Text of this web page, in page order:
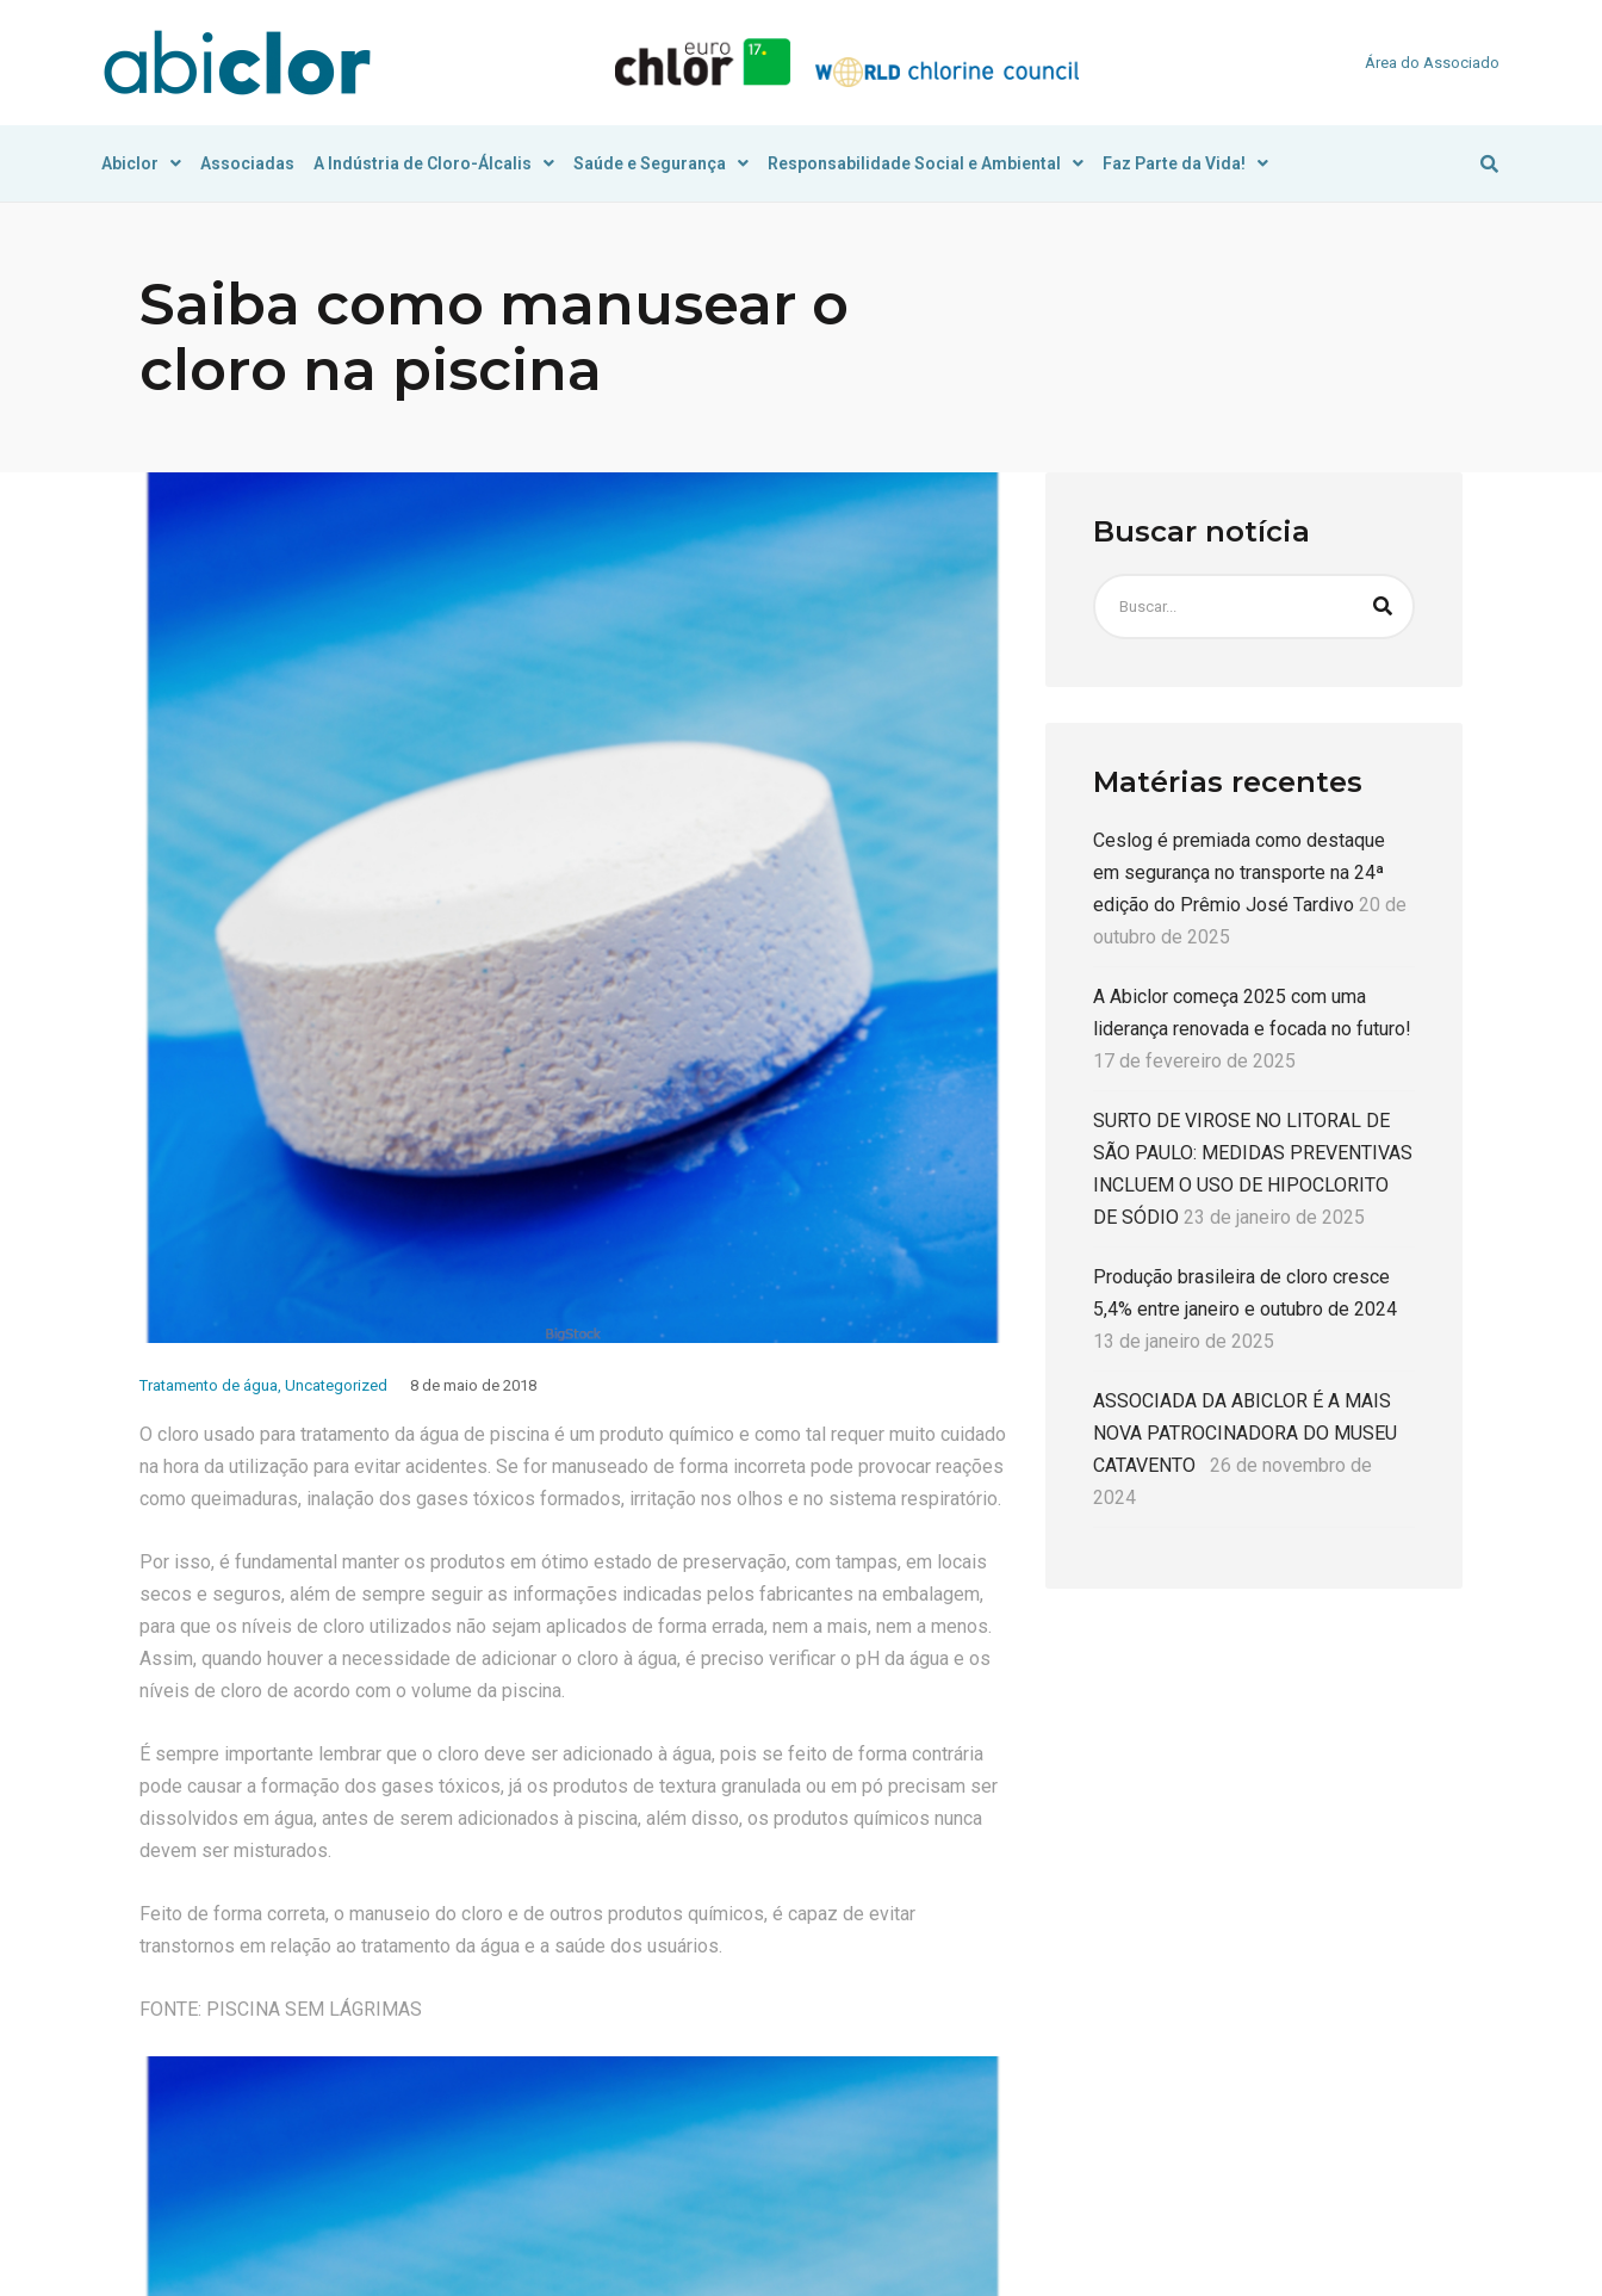
Área do Associado
Abiclor Associadas A Indústria de Cloro-Álcalis Saúde e Segurança Responsabilidade Social e Ambiental Faz Parte da Vida!
Saiba como manusear o
cloro na piscina
Tratamento de água, Uncategorized 8 de maio de 2018
O cloro usado para tratamento da água de piscina é um produto químico e como tal requer muito cuidado
na hora da utilização para evitar acidentes. Se for manuseado de forma incorreta pode provocar reações
como queimaduras, inalação dos gases tóxicos formados, irritação nos olhos e no sistema respiratório.
Por isso, é fundamental manter os produtos em ótimo estado de preservação, com tampas, em locais
secos e seguros, além de sempre seguir as informações indicadas pelos fabricantes na embalagem,
para que os níveis de cloro utilizados não sejam aplicados de forma errada, nem a mais, nem a menos.
Assim, quando houver a necessidade de adicionar o cloro à água, é preciso verificar o pH da água e os
níveis de cloro de acordo com o volume da piscina.
É sempre importante lembrar que o cloro deve ser adicionado à água, pois se feito de forma contrária
pode causar a formação dos gases tóxicos, já os produtos de textura granulada ou em pó precisam ser
dissolvidos em água, antes de serem adicionados à piscina, além disso, os produtos químicos nunca
devem ser misturados.
Feito de forma correta, o manuseio do cloro e de outros produtos químicos, é capaz de evitar
transtornos em relação ao tratamento da água e a saúde dos usuários.
FONTE: PISCINA SEM LÁGRIMAS
Buscar notícia
Matérias recentes
Ceslog é premiada como destaque
em segurança no transporte na 24ª
edição do Prêmio José Tardivo 20 de
outubro de 2025
A Abiclor começa 2025 com uma
liderança renovada e focada no futuro!
17 de fevereiro de 2025
SURTO DE VIROSE NO LITORAL DE
SÃO PAULO: MEDIDAS PREVENTIVAS
INCLUEM O USO DE HIPOCLORITO
DE SÓDIO 23 de janeiro de 2025
Produção brasileira de cloro cresce
5,4% entre janeiro e outubro de 2024
13 de janeiro de 2025
ASSOCIADA DA ABICLOR É A MAIS
NOVA PATROCINADORA DO MUSEU
CATAVENTO
26 de novembro de
2024